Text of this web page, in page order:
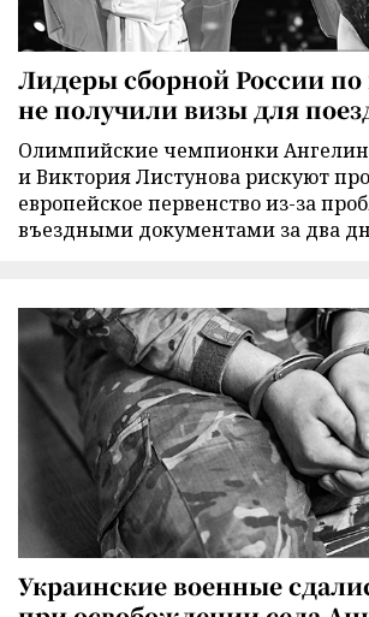
Лидеры сборной России по
не получили визы для
Олимпийские чемпионки
и Виктория Листунова рискуют
европейское первенство из-за
въездными документами за два
Украинские военные